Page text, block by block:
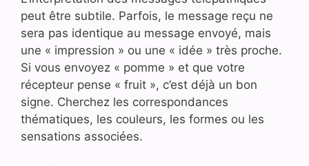
peut être subtile. Parfois, le message reçu ne
sera pas identique au message envoyé, mais
une « impression » ou une « idée » très proche.
Si vous envoyez « pomme » et que votre
récepteur pense « fruit », c’est déjà un bon
signe. Cherchez les correspondances
thématiques, les couleurs, les formes ou les
sensations associées.